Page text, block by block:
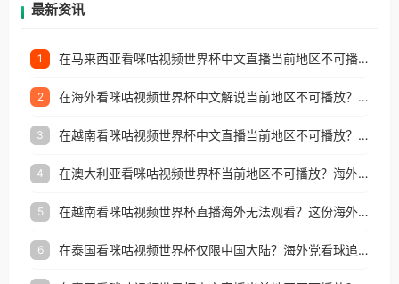
最新资讯
1 在马来西亚看咪咕视频世界杯中文直播当前地区不可播放？这篇指南帮你搞定海外看球难题
2 在海外看咪咕视频世界杯中文解说当前地区不可播放？这篇指南帮你解决所有问题
3 在越南看咪咕视频世界杯中文直播当前地区不可播放？这篇指南帮你解决所有海外观赛难题
4 在澳大利亚看咪咕视频世界杯当前地区不可播放？海外党体育观赛终极指南
5 在越南看咪咕视频世界杯直播海外无法观看？这份海外观赛终极指南帮你搞定
6 在泰国看咪咕视频世界杯仅限中国大陆？海外党看球追剧的终极破局指南